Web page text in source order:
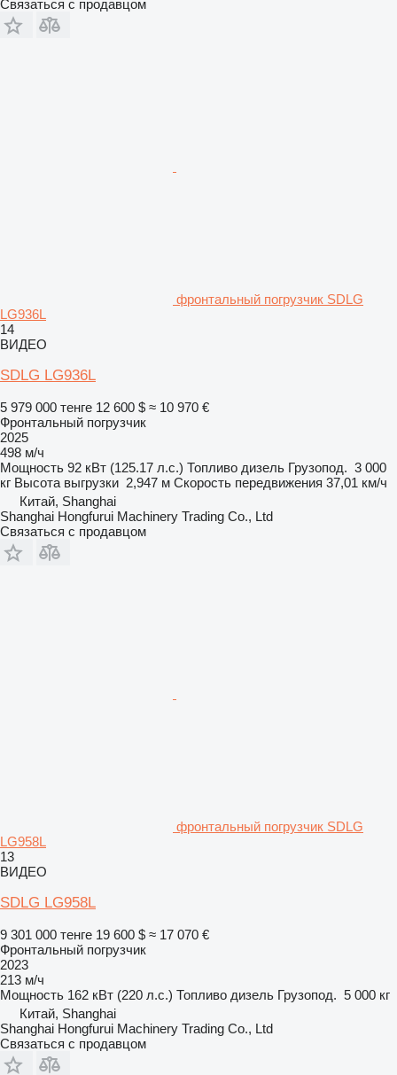
Связаться с продавцом
фронтальный погрузчик SDLG
LG936L
14
ВИДЕО
SDLG LG936L
5 979 000 тенге 12 600 $ ≈ 10 970 €
Фронтальный погрузчик
2025
498 м/ч
Мощность 92 кВт (125.17 л.с.) Топливо дизель Грузопод. 3 000
кг Высота выгрузки 2,947 м Скорость передвижения 37,01 км/ч
Китай, Shanghai
Shanghai Hongfurui Machinery Trading Co., Ltd
Связаться с продавцом
фронтальный погрузчик SDLG
LG958L
13
ВИДЕО
SDLG LG958L
9 301 000 тенге 19 600 $ ≈ 17 070 €
Фронтальный погрузчик
2023
213 м/ч
Мощность 162 кВт (220 л.с.) Топливо дизель Грузопод. 5 000 кг
Китай, Shanghai
Shanghai Hongfurui Machinery Trading Co., Ltd
Связаться с продавцом